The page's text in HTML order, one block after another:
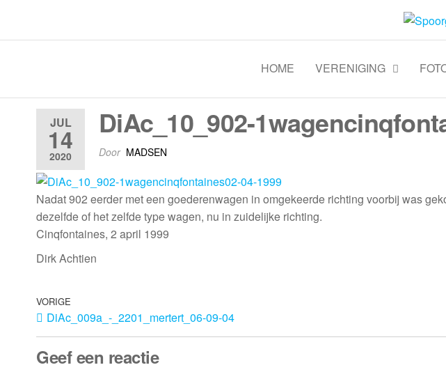
Spoorgroep Luxemburg
HOME VERENIGING
JUL
14
2020
DiAc_10_902-
Door MADSEN
Nadat 902 eerder met een goederenwagen in omgekeerde richting voorbij was
dezelfde of het zelfde type wagen, nu in zuidelijke richting.
Cinqfontaines, 2 april 1999
Dirk Achtien
VORIGE
DiAc_009a_-_2201_mertert_06-09-04
Geef een reactie